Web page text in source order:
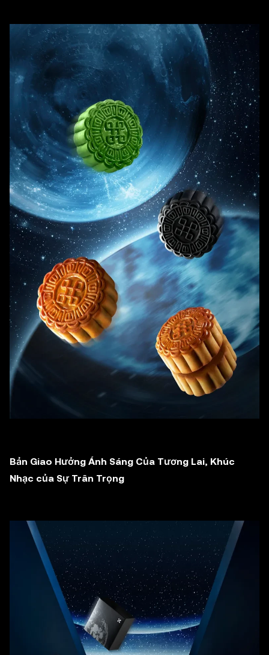
Bản Giao Hưởng Ánh Sáng Của Tương Lai, Khúc
Nhạc của Sự Trân Trọng